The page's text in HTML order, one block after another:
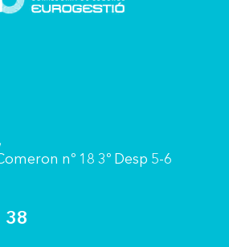
nº 18 3º Desp 5-6
38